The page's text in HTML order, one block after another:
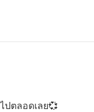
ตลอดเลย💞